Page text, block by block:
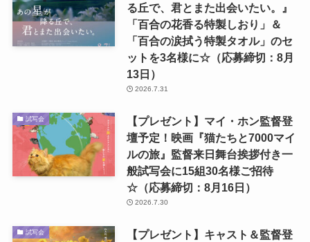
る丘で、君とまた出会いたい。』
「百合の花香る特製しおり」＆
「百合の涙拭う特製タオル」のセ
ットを3名様に☆（応募締切：8月
13日）
2026.7.31
試写会
【プレゼント】マイ・ホン監督登
壇予定！映画『猫たちと7000マイ
ルの旅』監督来日舞台挨拶付き一
般試写会に15組30名様ご招待
☆（応募締切：8月16日）
2026.7.30
試写会
【プレゼント】キャスト＆監督登